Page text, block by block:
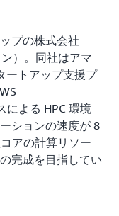
プの株式会社
）。同社はアマ
ートアップ支援プ
による HPC 環境
ションの速度が 8
アの計算リソー
完成を目指してい